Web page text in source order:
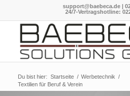
support@baebeca.de|
24/7-Vertragshotline:
Du bist hier: Startseite / Werbetechnik /
Textilien für Beruf & Verein